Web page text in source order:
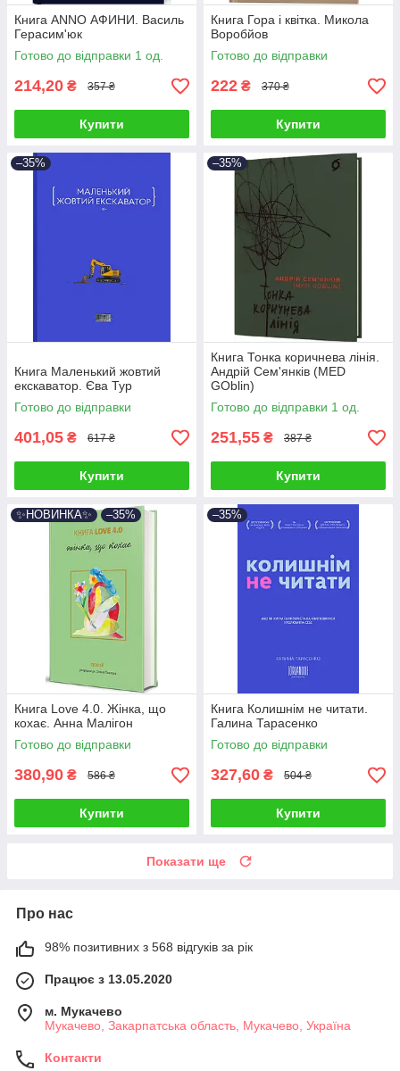
Книга ANNO АФИНИ. Василь
Герасим'юк
Готово до відправки 1 од.
214,20 ₴ 357 ₴
Купити
Книга Гора і квітка. Микола
Воробйов
Готово до відправки
222 ₴ 370 ₴
Купити
–35%
Книга Маленький жовтий
екскаватор. Єва Тур
Готово до відправки
401,05 ₴ 617 ₴
Купити
–35%
Книга Тонка коричнева лінія.
Андрій Сем'янків (MED
GOblin)
Готово до відправки 1 од.
251,55 ₴ 387 ₴
Купити
✨НОВИНКА✨ –35%
Книга Love 4.0. Жінка, що
кохає. Анна Малігон
Готово до відправки
380,90 ₴ 586 ₴
Купити
–35%
Книга Колишнім не читати.
Галина Тарасенко
Готово до відправки
327,60 ₴ 504 ₴
Купити
Показати ще
Про нас
98% позитивних з 568 відгуків за рік
Працює з 13.05.2020
м. Мукачево
Мукачево, Закарпатська область, Мукачево, Україна
Контакти